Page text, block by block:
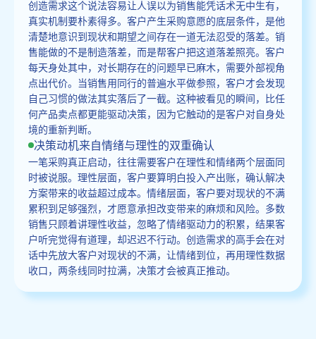
创造需求这个说法容易让人误以为销售能凭话术无中生有，
真实机制要朴素得多。客户产生采购意愿的底层条件，是他
清楚地意识到现状和期望之间存在一道无法忍受的落差。销
售能做的不是制造落差，而是帮客户把这道落差照亮。客户
每天身处其中，对长期存在的问题早已麻木，需要外部视角
点出代价。当销售用同行的普遍水平做参照，客户才会发现
自己习惯的做法其实落后了一截。这种被看见的瞬间，比任
何产品卖点都更能驱动决策，因为它触动的是客户对自身处
境的重新判断。
决策动机来自情绪与理性的双重确认
一笔采购真正启动，往往需要客户在理性和情绪两个层面同
时被说服。理性层面，客户要算明白投入产出账，确认解决
方案带来的收益超过成本。情绪层面，客户要对现状的不满
累积到足够强烈，才愿意承担改变带来的麻烦和风险。多数
销售只顾着讲理性收益，忽略了情绪驱动力的积累，结果客
户听完觉得有道理，却迟迟不行动。创造需求的高手会在对
话中先放大客户对现状的不满，让情绪到位，再用理性数据
收口，两条线同时拉满，决策才会被真正推动。